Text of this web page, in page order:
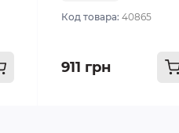
Код товара: 40865
911 грн